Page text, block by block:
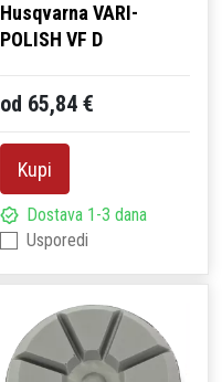
Husqvarna VARI-
POLISH VF D
od 65,84 €
Kupi
Dostava 1-3 dana
Usporedi